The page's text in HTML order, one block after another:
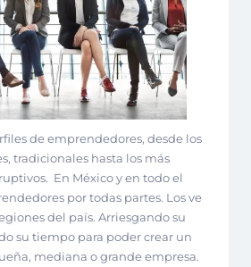
de emprendedores, desde los
tradicionales hasta los más
En México y en todo el
por todas partes. Los ve
del país. Arriesgando su
su tiempo para poder crear un
mediana o grande empresa.